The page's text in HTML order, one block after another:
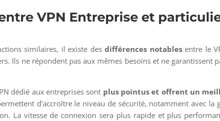
VPN Entreprise et
similaires, il existe desdifférences notablesentre le
Ils ne répondent pas aux mêmes besoins et ne garantissent
dédié aux entreprises sont plus pointus et offrent un
d’accroître le niveau de sécurité, notamment avec la
La vitesse de connexion sera plus rapide et plus